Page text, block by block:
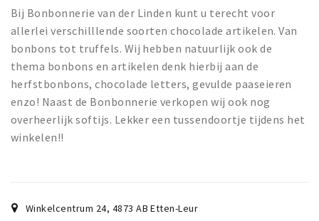
Toeristische routes
Natuurgebieden
Baroniepoorten
Andere City Apps
Bij Bonbonnerie van der Linden kunt u terecht voor
allerlei verschilllende soorten chocolade artikelen. Van
bonbons tot truffels. Wij hebben natuurlijk ook de
thema bonbons en artikelen denk hierbij aan de
herfstbonbons, chocolade letters, gevulde paaseieren
enzo! Naast de Bonbonnerie verkopen wij ook nog
overheerlijk softijs. Lekker een tussendoortje tijdens het
winkelen!!
Winkelcentrum 24, 4873 AB Etten-Leur